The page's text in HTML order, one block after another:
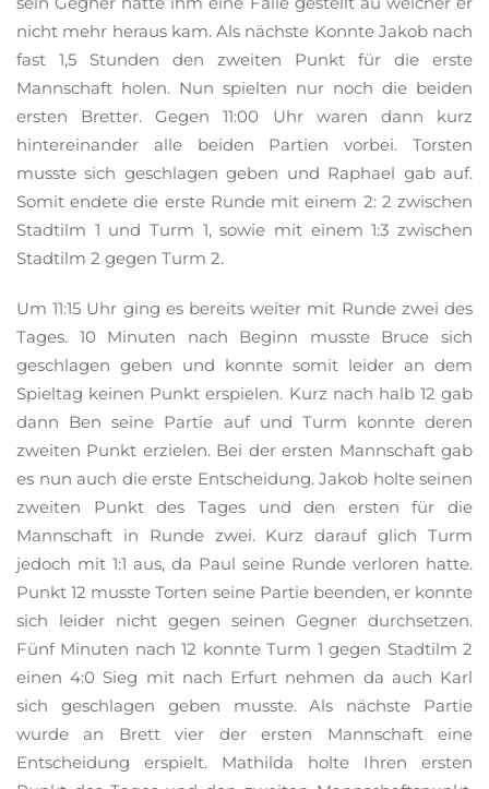
nicht mehr heraus kam. Als nächste Konnte Jakob nach
fast 1,5 Stunden den zweiten Punkt für die erste
Mannschaft holen. Nun spielten nur noch die beiden
ersten Bretter. Gegen 11:00 Uhr waren dann kurz
hintereinander alle beiden Partien vorbei. Torsten
musste sich geschlagen geben und Raphael gab auf.
Somit endete die erste Runde mit einem 2: 2 zwischen
Stadtilm 1 und Turm 1, sowie mit einem 1:3 zwischen
Stadtilm 2 gegen Turm 2.
Um 11:15 Uhr ging es bereits weiter mit Runde zwei des
Tages. 10 Minuten nach Beginn musste Bruce sich
geschlagen geben und konnte somit leider an dem
Spieltag keinen Punkt erspielen. Kurz nach halb 12 gab
dann Ben seine Partie auf und Turm konnte deren
zweiten Punkt erzielen. Bei der ersten Mannschaft gab
es nun auch die erste Entscheidung. Jakob holte seinen
zweiten Punkt des Tages und den ersten für die
Mannschaft in Runde zwei. Kurz darauf glich Turm
jedoch mit 1:1 aus, da Paul seine Runde verloren hatte.
Punkt 12 musste Torten seine Partie beenden, er konnte
sich leider nicht gegen seinen Gegner durchsetzen.
Fünf Minuten nach 12 konnte Turm 1 gegen Stadtilm 2
einen 4:0 Sieg mit nach Erfurt nehmen da auch Karl
sich geschlagen geben musste. Als nächste Partie
wurde an Brett vier der ersten Mannschaft eine
Entscheidung erspielt. Mathilda holte Ihren ersten